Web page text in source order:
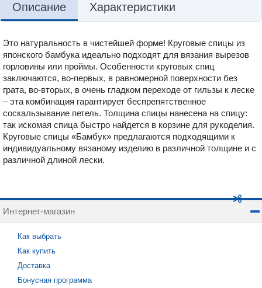
Описание Характеристики
Это натуральность в чистейшей форме! Круговые спицы из
японского бамбука идеально подходят для вязания вырезов
горловины или проймы. Особенности круговых спиц
заключаются, во-первых, в равномерной поверхности без
грата, во-вторых, в очень гладком переходе от гильзы к леске
– эта комбинация гарантирует беспрепятственное
соскальзывание петель. Толщина спицы нанесена на спицу:
так искомая спица быстро найдется в корзине для рукоделия.
Круговые спицы «Бамбук» предлагаются подходящими к
индивидуальному вязаному изделию в различной толщине и с
различной длиной лески.
Интернет-магазин
Как выбрать
Как купить
Доставка
Бонусная программа